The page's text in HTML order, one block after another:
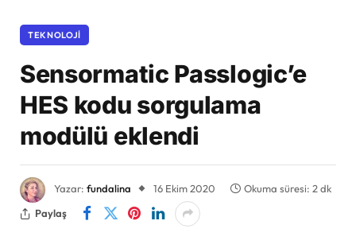
TEKNOLOJI
Sensormatic Passlogic’e
HES kodu sorgulama
modülü eklendi
Yazar: fundalina 16 Ekim 2020
Okuma süresi: 2 dk
Paylaş